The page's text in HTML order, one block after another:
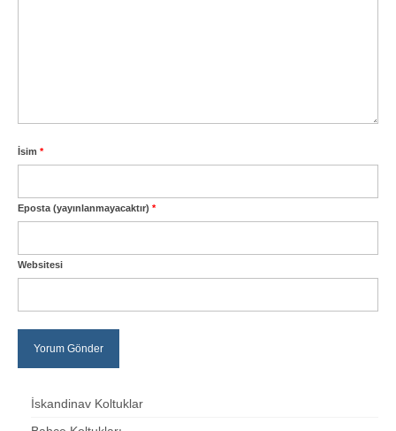
İsim *
Eposta (yayınlanmayacaktır) *
Websitesi
İskandinav Koltuklar